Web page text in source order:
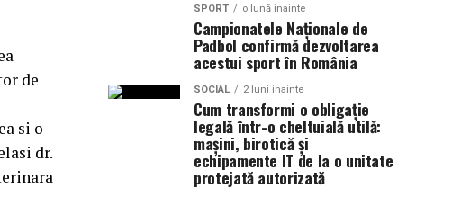
de
si o
dr.
SPORT o lună inainte
Campionatele Naționale de
Padbol confirmă dezvoltarea
acestui sport în România
SOCIAL 2 luni inainte
Cum transformi o obligație
legală într-o cheltuială utilă:
mașini, birotică și
echipamente IT de la o unitate
protejată autorizată